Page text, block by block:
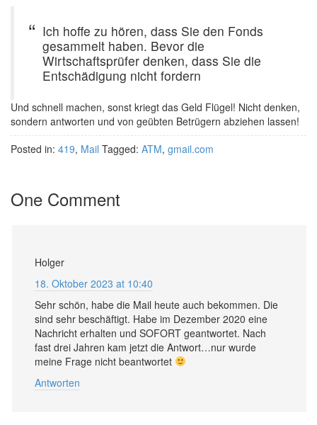
Ich hoffe zu hören, dass Sie den Fonds
gesammelt haben. Bevor die
Wirtschaftsprüfer denken, dass Sie die
Entschädigung nicht fordern
Und schnell machen, sonst kriegt das Geld Flügel! Nicht denken,
sondern antworten und von geübten Betrügern abziehen lassen!
Posted in: 419, Mail Tagged: ATM, gmail.com
One Comment
Holger
18. Oktober 2023 at 10:40
Sehr schön, habe die Mail heute auch bekommen. Die
sind sehr beschäftigt. Habe im Dezember 2020 eine
Nachricht erhalten und SOFORT geantwortet. Nach
fast drei Jahren kam jetzt die Antwort…nur wurde
meine Frage nicht beantwortet
Antworten